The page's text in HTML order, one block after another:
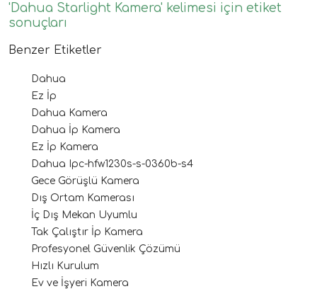
'Dahua Starlight Kamera' kelimesi için etiket
sonuçları
Benzer Etiketler
Dahua
Ez İp
Dahua Kamera
Dahua İp Kamera
Ez İp Kamera
Dahua Ipc-hfw1230s-s-0360b-s4
Gece Görüşlü Kamera
Dış Ortam Kamerası
İç Dış Mekan Uyumlu
Tak Çalıştır İp Kamera
Profesyonel Güvenlik Çözümü
Hızlı Kurulum
Ev ve İşyeri Kamera